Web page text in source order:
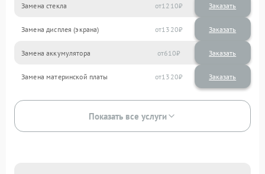
Замена стекла 1210
Замена дисплея (экрана) 1320
Замена аккумулятора 610
Замена материнской платы 1320
Показать все услуги